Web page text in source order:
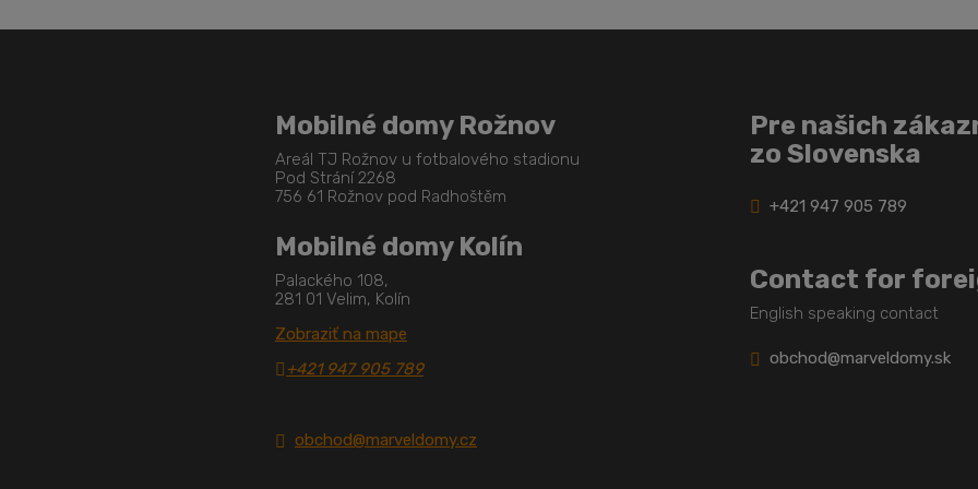
Mobilné domy Rožnov
Areál TJ Rožnov u fotbalového stadionu
Pod Strání 2268
756 61 Rožnov pod Radhoštěm
Mobilné domy Kolín
Palackého 108,
281 01 Velim, Kolín
Zobraziť na mape
+421 947 905 789
obchod@marveldomy.cz
Pre našich
zo Slovenska
+421 947 905 789
Contact for
English speaking contact
obchod@marveldomy.sk